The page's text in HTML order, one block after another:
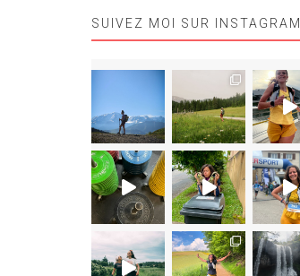
SUIVEZ MOI SUR INSTAGRAM